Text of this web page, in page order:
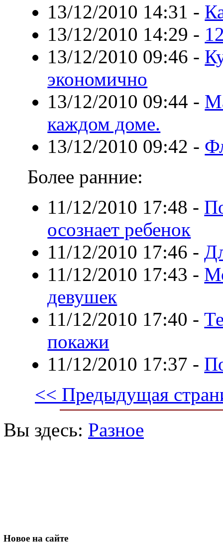
13/12/2010 14:31 -
13/12/2010 14:29 -
13/12/2010 09:46 -
экономично
13/12/2010 09:44 -
каждом доме.
13/12/2010 09:42 -
Более ранние:
11/12/2010 17:48 -
осознает ребенок
11/12/2010 17:46 -
11/12/2010 17:43 -
девушек
11/12/2010 17:40 -
покажи
11/12/2010 17:37 -
<< Предыдущая
Вы здесь: Разное
Новое на сайте